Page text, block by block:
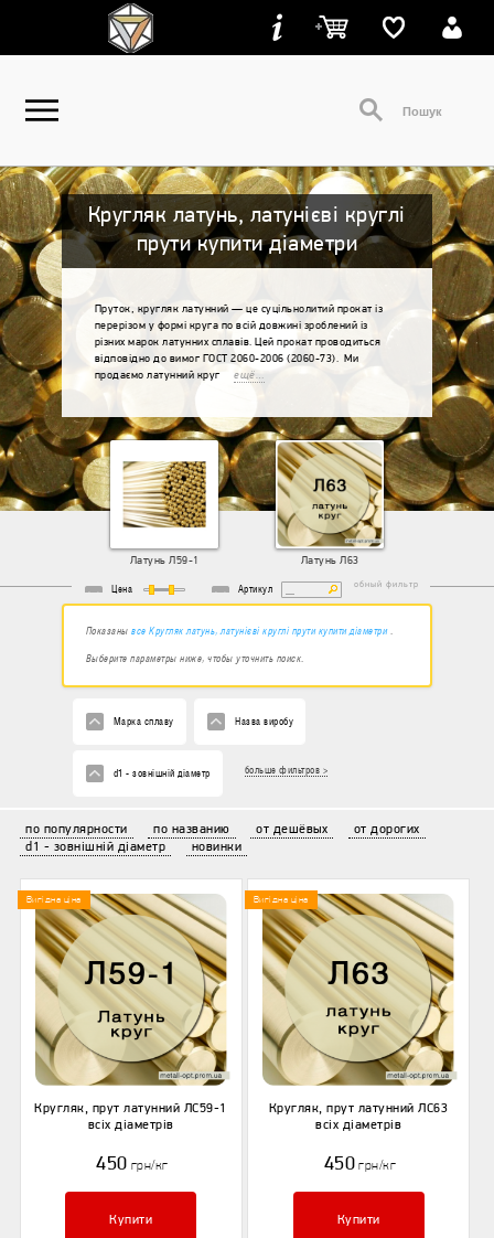
Кругляк латунь, латунієві круглі
прути купити діаметри
Пруток, кругляк латунний — це суцільнолитий прокат із
перерізом у формі круга по всій довжині зроблений із
різних марок латунних сплавів. Цей прокат проводиться
відповідно до вимог ГОСТ 2060-2006 (2060-73). Ми
продаємо латунний круг
ещё…
Латунь Л59-1 Латунь Л63
удобный фильтр
Цена Артикул
Показанывсе Кругляк латунь, латунієві круглі прути купити діаметри .
Выберите параметры ниже, чтобы уточнить поиск.
Марка сплаву Назва виробу
d1 - зовнішній діаметр больше фильтров >
по популярности по названию от дешёвых
от дорогих
d1 - зовнішній діаметр
новинки
Кругляк, прут латунний ЛС59-1
всіх діаметрів
450 грн/кг
Купити
Вигідна ціна
Кругляк, прут латунний ЛС63
всіх діаметрів
450 грн/кг
Купити
Вигідна ціна